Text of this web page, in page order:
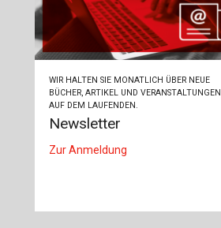
WIR HALTEN SIE MONATLICH ÜBER NEUE
BÜCHER, ARTIKEL UND VERANSTALTUNGEN
AUF DEM LAUFENDEN.
Newsletter
Zur Anmeldung